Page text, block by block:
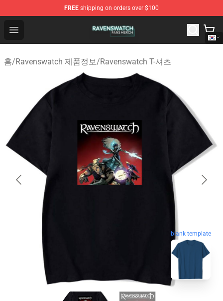
FREE shipping on orders over $100
Open menu
Ravenswatch Shop - Official Ravenswatch Merchandise
홈/Ravenswatch 제품정보/Ravenswatch T-셔츠
blank template